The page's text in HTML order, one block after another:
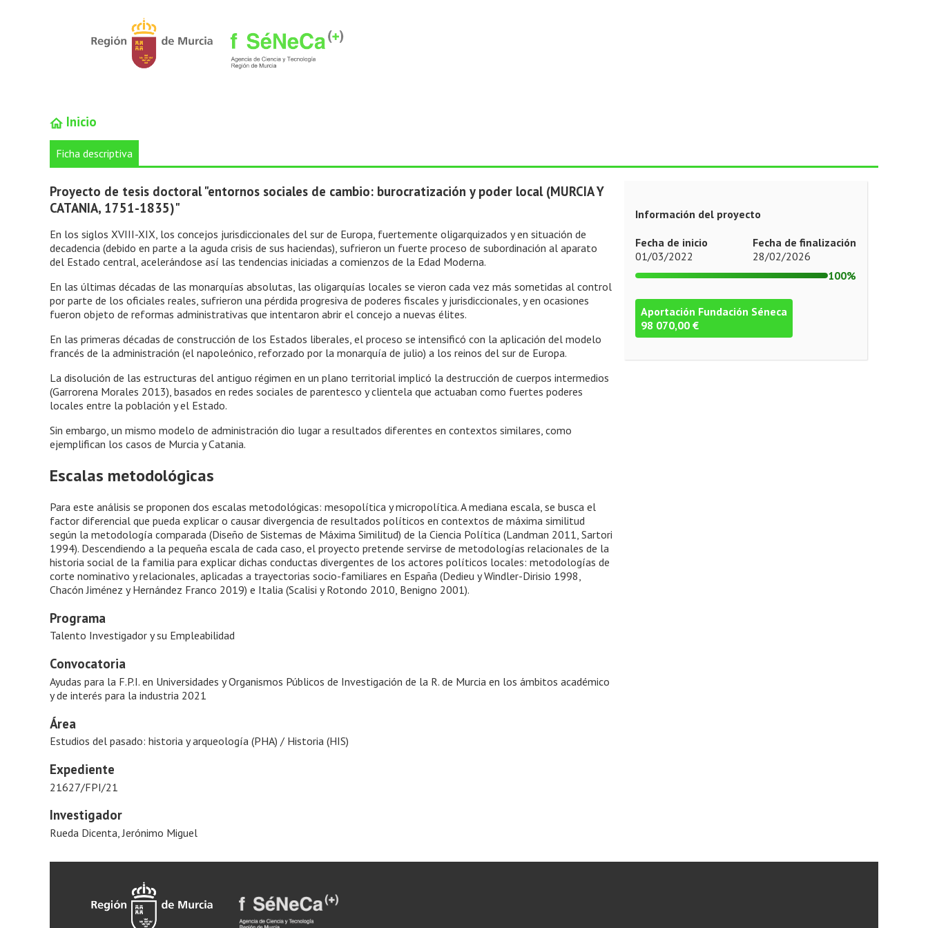
Inicio
Ficha descriptiva
Proyecto de tesis doctoral "entornos sociales de cambio: burocratización y poder local (MURCIA Y
CATANIA, 1751-1835)"
En los siglos XVIII-XIX, los concejos jurisdiccionales del sur de Europa, fuertemente oligarquizados y en situación de
decadencia (debido en parte a la aguda crisis de sus haciendas), sufrieron un fuerte proceso de subordinación al aparato
del Estado central, acelerándose así las tendencias iniciadas a comienzos de la Edad Moderna.
En las últimas décadas de las monarquías absolutas, las oligarquías locales se vieron cada vez más sometidas al control
por parte de los oficiales reales, sufrieron una pérdida progresiva de poderes fiscales y jurisdiccionales, y en ocasiones
fueron objeto de reformas administrativas que intentaron abrir el concejo a nuevas élites.
En las primeras décadas de construcción de los Estados liberales, el proceso se intensificó con la aplicación del modelo
francés de la administración (el napoleónico, reforzado por la monarquía de julio) a los reinos del sur de Europa.
La disolución de las estructuras del antiguo régimen en un plano territorial implicó la destrucción de cuerpos intermedios
(Garrorena Morales 2013), basados en redes sociales de parentesco y clientela que actuaban como fuertes poderes
locales entre la población y el Estado.
Sin embargo, un mismo modelo de administración dio lugar a resultados diferentes en contextos similares, como
ejemplifican los casos de Murcia y Catania.
Escalas metodológicas
Para este análisis se proponen dos escalas metodológicas: mesopolítica y micropolítica. A mediana escala, se busca el
factor diferencial que pueda explicar o causar divergencia de resultados políticos en contextos de máxima similitud
según la metodología comparada (Diseño de Sistemas de Máxima Similitud) de la Ciencia Política (Landman 2011, Sartori
1994). Descendiendo a la pequeña escala de cada caso, el proyecto pretende servirse de metodologías relacionales de la
historia social de la familia para explicar dichas conductas divergentes de los actores políticos locales: metodologías de
corte nominativo y relacionales, aplicadas a trayectorias socio-familiares en España (Dedieu y Windler-Dirisio 1998,
Chacón Jiménez y Hernández Franco 2019) e Italia (Scalisi y Rotondo 2010, Benigno 2001).
Programa
Talento Investigador y su Empleabilidad
Convocatoria
Ayudas para la F.P.I. en Universidades y Organismos Públicos de Investigación de la R. de Murcia en los ámbitos académico
y de interés para la industria 2021
Área
Estudios del pasado: historia y arqueología (PHA) / Historia (HIS)
Expediente
21627/FPI/21
Investigador
Rueda Dicenta, Jerónimo Miguel
Información del proyecto
Fecha de inicio
01/03/2022
Fecha de finalización
28/02/2026
100%
Aportación Fundación Séneca
98 070,00 €